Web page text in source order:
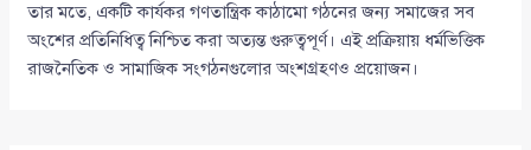
তার মতে, একটি কার্যকর গণতান্ত্রিক কাঠামো গঠনের জন্য সমাজের সব
অংশের প্রতিনিধিত্ব নিশ্চিত করা অত্যন্ত গুরুত্বপূর্ণ। এই প্রক্রিয়ায় ধর্মভিত্তিক
রাজনৈতিক ও সামাজিক সংগঠনগুলোর অংশগ্রহণও প্রয়োজন।